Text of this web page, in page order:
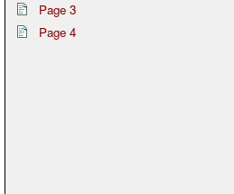
Page 3
Page 4